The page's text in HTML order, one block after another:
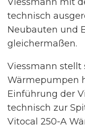
technisch
Neubauten und
gleichermaßen.
Viessmann stellt
Wärmepumpen
Einführung der
technisch zur
Vitocal 250-A